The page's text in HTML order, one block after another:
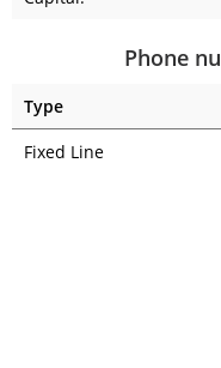
Phone
Type
Fixed Line